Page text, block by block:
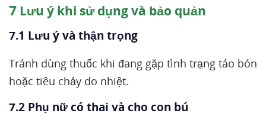
7 Lưu ý khi sử dụng và bảo quản
7.1 Lưu ý và thận trọng
Tránh dùng thuốc khi đang gặp tình trạng táo bón
hoặc tiêu chảy do nhiệt.
7.2 Phụ nữ có thai và cho con bú